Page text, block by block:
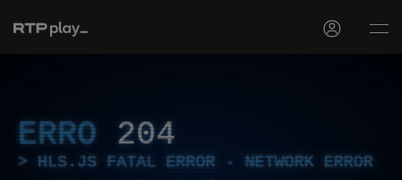
ERRO 204
HLS.JS FATAL ERROR - NETWORK ERROR